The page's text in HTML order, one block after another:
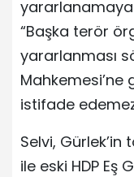
“Başka terör
yararlanması
istifade
Selvi,
ile eski HDP Eş